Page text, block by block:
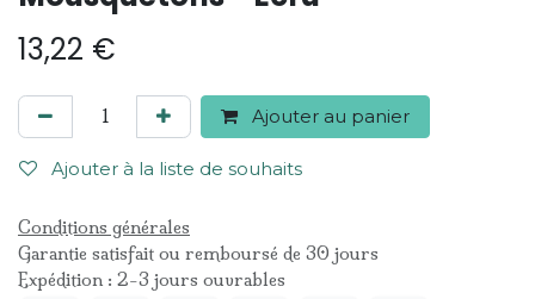
13,22 €
Ajouter au panier
Ajouter à la liste de souhaits
Conditions générales
Garantie satisfait ou remboursé de 30 jours
Expédition : 2-3 jours ouvrables